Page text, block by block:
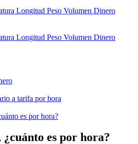
Longitud Peso Volumen Dinero
Longitud Peso Volumen Dinero
a tarifa por hora
es por hora?
¿cuánto es por hora?